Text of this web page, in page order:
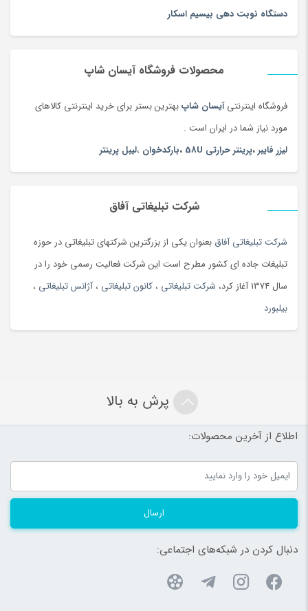
دستگاه نوبت دهی بیسیم اسکار
محصولات فروشگاه آیسان شاپ
فروشگاه اینترنتیآیسان شاپبهترین بستر برای خرید اینترنتی کالاهای
مورد نیاز شما در ایران است .
لیزر فایبر،پرینتر حرارتی 58U ،بارکدخوان ،لیبل پرینتر
شرکت تبلیغاتی آفاق
شرکت تبلیغاتی آفاق بعنوان یکی از بزرگترین شرکتهای تبلیغاتی در حوزه
تبلیغات جاده ای کشور مطرح است این شرکت فعالیت رسمی خود را در
سال 1374 آغاز کرد،
شرکت تبلیغاتی ، کانون تبلیغاتی ،آژانس تبلیغاتی ،
بیلبورد
پرش به بالا
اطلاع از آخرین محصولات:
ارسال
دنبال کردن در شبکه‌های اجتماعی: